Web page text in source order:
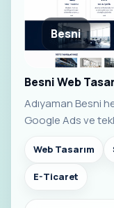
Besni
Besni Web
Adıyaman Besni
Google Ads ve
Web Tasarım
E-Ticaret